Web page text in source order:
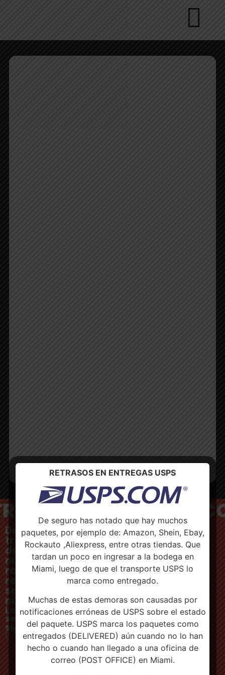
•
Debe colocar el
tracking, número
de seguimiento o
número de
rastreo completo,
recordar no dejar
separación entre
números.
Los resultados
serán los
siguientes:
No Encontrado:
Su paquete aún
no ha sido
entregado en
RETRASOS EN ENTREGAS USPS
De seguro has notado que hay muchos
paquetes, por ejemplo de: Amazon, Shein, Ebay,
Rockauto ,Aliexpress, entre otras tiendas. Que
tardan un poco en ingresar a la bodega en
Miami, luego de que el transporte USPS lo
marca como entregado.
Muchas de estas demoras son causadas por
notificaciones erróneas de USPS sobre el estado
del paquete. USPS marca los paquetes como
entregados (DELIVERED) aún cuando no lo han
hecho o cuando han llegado a una oficina de
correo (POST OFFICE) en Miami.